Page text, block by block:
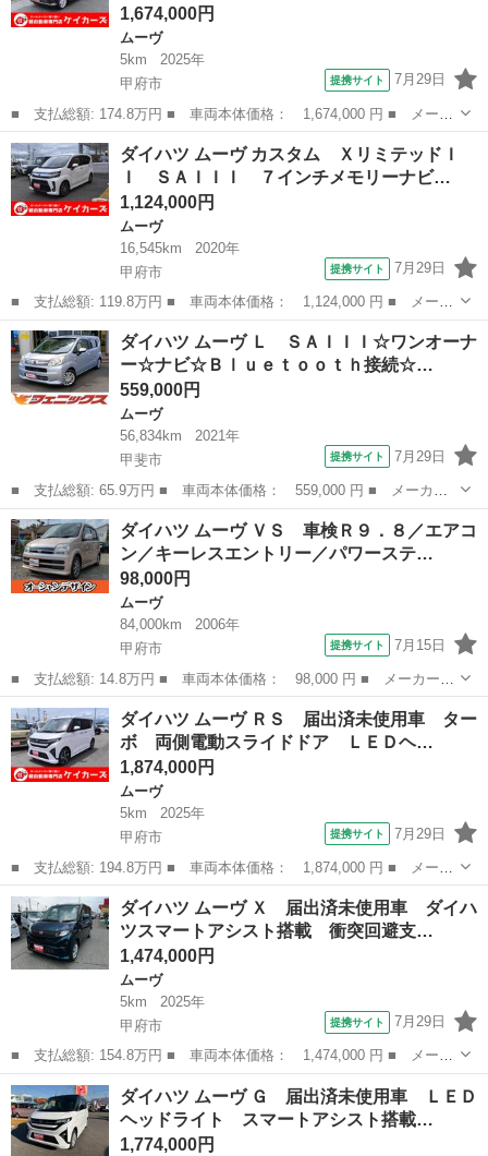
1,674,000円
ムーヴ
5km
2025年
甲府市
提携サイト 7月29日
■ 支払総額: 174.8万円 ■ 車両本体価格： 1,674,000 円 ■ メーカ
ー名： ダイハツ ■ 車種名： ムーヴ ■ グレード名： Ｇ 届出
済未使用車 片側電動スライドドア ＬＥＤヘッドライ＆フォグラン
プ 充電...
山梨 甲府市 ムーヴ
ダイハツ ムーヴ カスタム ＸリミテッドＩ
Ｉ ＳＡＩＩＩ ７インチメモリーナビ…
1,124,000円
ムーヴ
16,545km
2020年
甲府市
提携サイト 7月29日
■ 支払総額: 119.8万円 ■ 車両本体価格： 1,124,000 円 ■ メーカ
ー名： ダイハツ ■ 車種名： ムーヴ ■ グレード名： カスタ
ム ＸリミテッドＩＩ ＳＡＩＩＩ ７インチメモリーナビ Ｂｌｕ
ｅｔｏｏｔ...
山梨 甲府市 ムーヴ
ダイハツ ムーヴ Ｌ ＳＡＩＩＩ☆ワンオーナ
ー☆ナビ☆Ｂｌｕｅｔｏｏｔｈ接続☆…
559,000円
ムーヴ
56,834km
2021年
甲斐市
提携サイト 7月29日
■ 支払総額: 65.9万円 ■ 車両本体価格： 559,000 円 ■ メーカー
名： ダイハツ ■ 車種名： ムーヴ ■ グレード名： Ｌ ＳＡＩ
ＩＩ☆ワンオーナー☆ナビ☆Ｂｌｕｅｔｏｏｔｈ接続☆ スマートア
シスト３☆衝...
山梨 甲斐市 ムーヴ
ダイハツ ムーヴ ＶＳ 車検Ｒ９．８／エアコ
ン／キーレスエントリー／パワーステ…
98,000円
ムーヴ
84,000km
2006年
甲府市
提携サイト 7月15日
■ 支払総額: 14.8万円 ■ 車両本体価格： 98,000 円 ■ メーカー
名： ダイハツ ■ 車種名： ムーヴ ■ グレード名： ＶＳ 車検
Ｒ９．８／エアコン／キーレスエントリー／パワーステアリング／パ
ワーウィンドウ...
山梨 甲府市 ムーヴ
ダイハツ ムーヴ ＲＳ 届出済未使用車 ター
ボ 両側電動スライドドア ＬＥＤヘ…
1,874,000円
ムーヴ
5km
2025年
甲府市
提携サイト 7月29日
■ 支払総額: 194.8万円 ■ 車両本体価格： 1,874,000 円 ■ メーカ
ー名： ダイハツ ■ 車種名： ムーヴ ■ グレード名： ＲＳ 届
出済未使用車 ターボ 両側電動スライドドア ＬＥＤヘッドライ
ト バック...
山梨 甲府市 ムーヴ
ダイハツ ムーヴ Ｘ 届出済未使用車 ダイハ
ツスマートアシスト搭載 衝突回避支…
1,474,000円
ムーヴ
5km
2025年
甲府市
提携サイト 7月29日
■ 支払総額: 154.8万円 ■ 車両本体価格： 1,474,000 円 ■ メーカ
ー名： ダイハツ ■ 車種名： ムーヴ ■ グレード名： Ｘ 届出
済未使用車 ダイハツスマートアシスト搭載 衝突回避支援ブレー
キ 誤発進...
山梨 甲府市 ムーヴ
ダイハツ ムーヴ Ｇ 届出済未使用車 ＬＥＤ
ヘッドライト スマートアシスト搭載…
1,774,000円